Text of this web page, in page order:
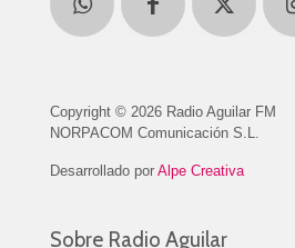
Copyright © 2026 Radio Aguilar FM
NORPACOM Comunicación S.L.
Desarrollado por Alpe Creativa
Sobre Radio Aguilar